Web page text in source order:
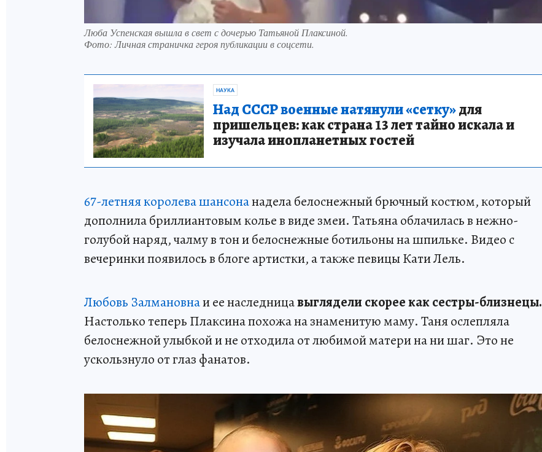
Люба Успенская вышла в свет с дочерью Татьяной Плаксиной.
Фото:Личная страничка героя публикации в соцсети.
НАУКА
Над СССР военные натянули «сетку»для
пришельцев: как страна 13 лет тайно искала и
изучала инопланетных гостей
67-летняя королева шансонанадела белоснежный брючный костюм, который
дополнила бриллиантовым колье в виде змеи. Татьяна облачилась в нежно-
голубой наряд, чалму в тон и белоснежные ботильоны на шпильке. Видео с
вечеринки появилось в блоге артистки, а также певицы Кати Лель.
Любовь Залмановнаи ее наследницавыглядели скорее как сестры-близнецы.
Настолько теперь Плаксина похожа на знаменитую маму. Таня ослепляла
белоснежной улыбкой и не отходила от любимой матери на ни шаг. Это не
ускользнуло от глаз фанатов.